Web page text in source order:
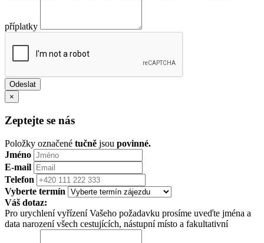
příplatky
×
Zeptejte se nás
Položky označené tučně jsou povinné.
Jméno
E-mail
Telefon
Vyberte termín
Váš dotaz:
Pro urychlení vyřízení Vašeho požadavku prosíme uveďte jména a
data narození všech cestujících, nástupní místo a fakultativní